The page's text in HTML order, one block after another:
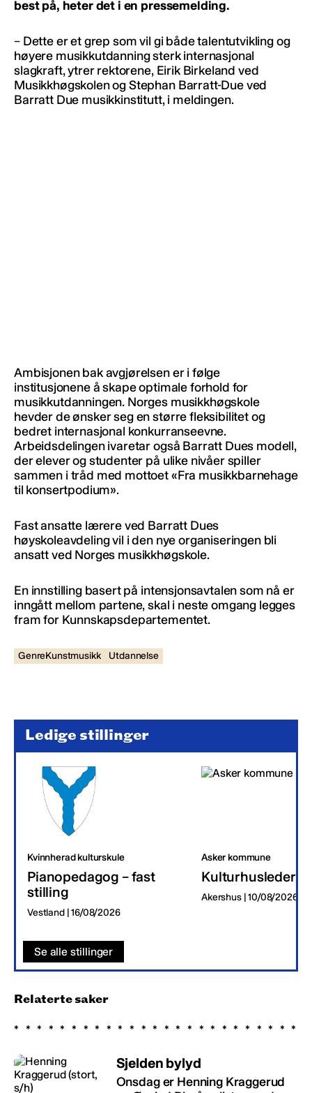
best på, heter det i en pressemelding.
– Dette er et grep som vil gi både talentutvikling og
høyere musikkutdanning sterk internasjonal
slagkraft, ytrer rektorene, Eirik Birkeland ved
Musikkhøgskolen og Stephan Barratt-Due ved
Barratt Due musikkinstitutt, i meldingen.
Ambisjonen bak avgjørelsen er i følge
institusjonene å skape optimale forhold for
musikkutdanningen. Norges musikkhøgskole
hevder de ønsker seg en større fleksibilitet og
bedret internasjonal konkurranseevne.
Arbeidsdelingen ivaretar også Barratt Dues modell,
der elever og studenter på ulike nivåer spiller
sammen i tråd med mottoet «Fra musikkbarnehage
til konsertpodium».
Fast ansatte lærere ved Barratt Dues
høyskoleavdeling vil i den nye organiseringen bli
ansatt ved Norges musikkhøgskole.
En innstilling basert på intensjonsavtalen som nå er
inngått mellom partene, skal i neste omgang legges
fram for Kunnskapsdepartementet.
GenreKunstmusikk Utdannelse
Ledige stillinger
Kvinnherad kulturskule
Pianopedagog – fast
stilling
Vestland | 16/08/2026
Asker kommune
Kulturhusleder
Akershus | 10/08/2026
Se alle stillinger
Relaterte saker
Sjelden bylyd
Onsdag er Henning Kraggerud